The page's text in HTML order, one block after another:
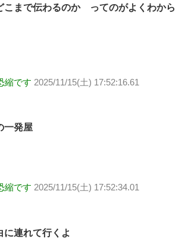
こまで伝わるのか ってのがよくわから
縮です 2025/11/15(土) 17:52:16.61
一発屋
縮です 2025/11/15(土) 17:52:34.01
に連れて行くよ